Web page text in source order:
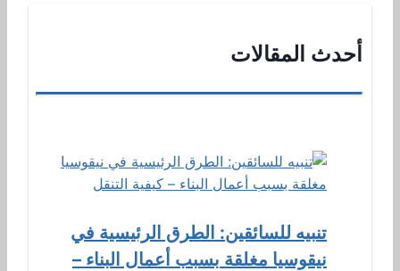
أحدث المقالات
تنبيه للسائقين: الطرق الرئيسية في
نيقوسيا مغلقة بسبب أعمال البناء –